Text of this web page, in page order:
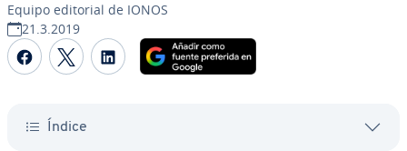
Equipo editorial de IONOS
21.3.2019
Compartir Facebook
Compartir Twitter
Compartir LinkedIn
Índice